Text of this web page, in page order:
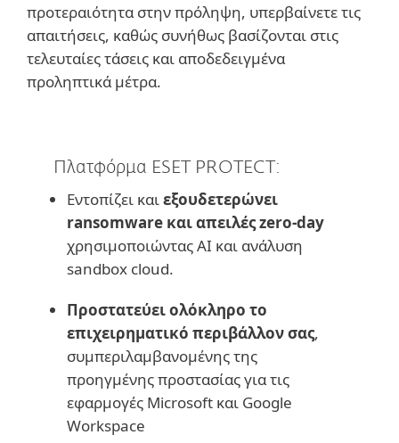
προτεραιότητα στην πρόληψη, υπερβαίνετε τις
απαιτήσεις, καθώς συνήθως βασίζονται στις
τελευταίες τάσεις και αποδεδειγμένα
προληπτικά μέτρα.
Πλατφόρμα ESET PROTECT:
Εντοπίζει καιεξουδετερώνει
ransomware και απειλές zero-day
χρησιμοποιώντας AI και ανάλυση
sandbox cloud.
Προστατεύει ολόκληρο το
επιχειρηματικό περιβάλλον σας,
συμπεριλαμβανομένης της
προηγμένης προστασίας για τις
εφαρμογές Microsoft και Google
Workspace